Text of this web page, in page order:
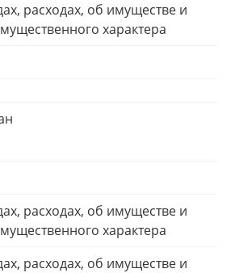
расходах, об имуществе и
характера
расходах, об имуществе и
характера
расходах, об имуществе и